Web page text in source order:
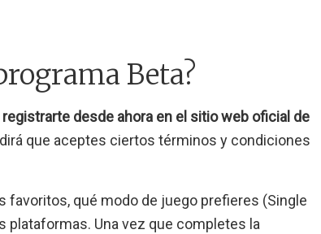
Beta?
desde ahora en el sitio web oficial de
que aceptes ciertos términos y condiciones
favoritos, qué modo de juego prefieres (Single
plataformas. Una vez que completes la